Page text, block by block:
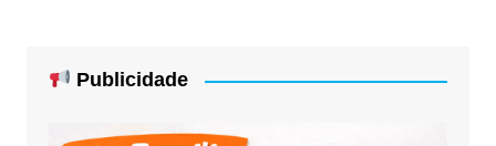
Publicidade